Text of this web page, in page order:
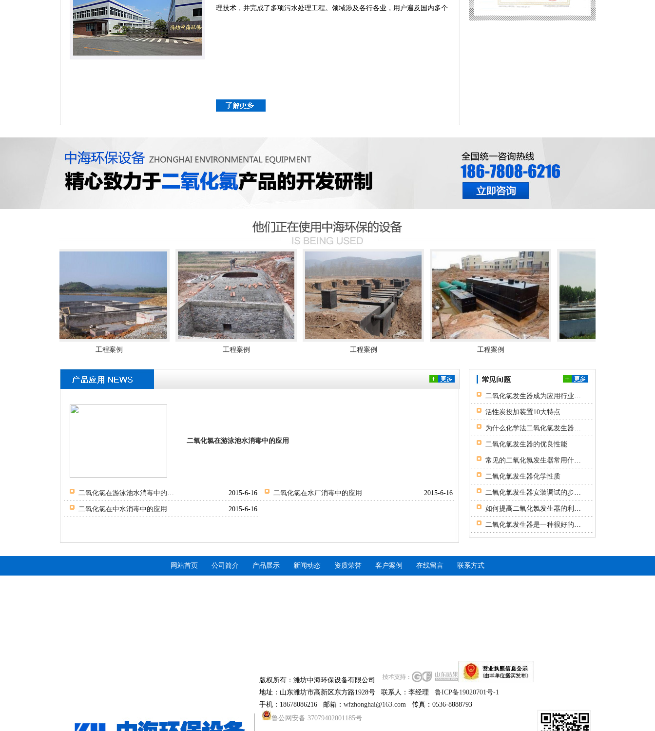
屠宰废水处理
基本型二氧化氯发生器 负压型二氧化氯发生器 化学法二氧化氯发生器
正压型二氧化氯发生器 次氯酸钠发生器 次氯酸钠发生器
加药装置
机械过滤器 一体化污水处理设备 一体化污水处理设备
理技术，并完成了多项污水处理工程。领域涉及各行各业，用户遍及国内多个
二氧化氯在游泳池水消毒中的应用
二氧化氯在游泳池水消毒中的应用 2015-6-16 二氧化氯在水厂消毒中的应用 2015-6-16
二氧化氯在中水消毒中的应用 2015-6-16
二氧化氯发生器成为应用行业的神器
活性炭投加装置10大特点
为什么化学法二氧化氯发生器要比电解法畅销？
二氧化氯发生器的优良性能
常见的二氧化氯发生器常用什么材质
二氧化氯发生器化学性质
二氧化氯发生器安装调试的步骤及注意事项
如何提高二氧化氯发生器的利用率？
二氧化氯发生器是一种很好的杀菌机器
网站首页 公司简介 产品展示 新闻动态 资质荣誉 客户案例 在线留言 联系方式
版权所有：潍坊中海环保设备有限公司
地址：山东潍坊市高新区东方路1928号 联系人：李经理 鲁ICP备19020701号-1
手机：18678086216 邮箱： wfzhonghai@163.com 传真：0536-8888793
鲁公网安备 37079402001185号